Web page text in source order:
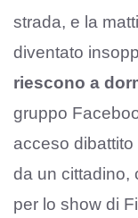
strada, e la
diventato
riescono a
gruppo
acceso
da un cittadino,
per lo show di